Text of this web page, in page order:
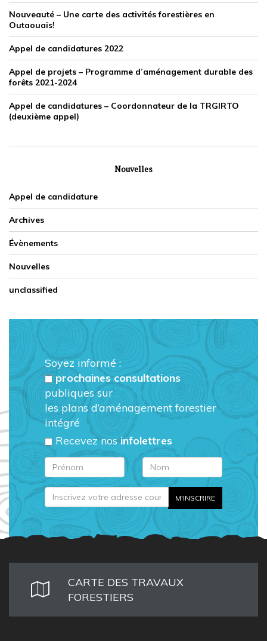
Nouveauté – Une carte des activités forestières en
Outaouais!
Appel de candidatures 2022
Appel de projets – Programme d’aménagement durable des
forêts 2021-2024
Appel de candidatures – Coordonnateur de la TRGIRTO
(deuxième appel)
Nouvelles
Appel de candidature
Archives
Évènements
Nouvelles
unclassified
Soyez informé :
prochaines consultations
publiques sur
les plans d’aménagement forestier
intégré
Recevez nosinfolettres
CARTE DES TRAVAUX
FORESTIERS